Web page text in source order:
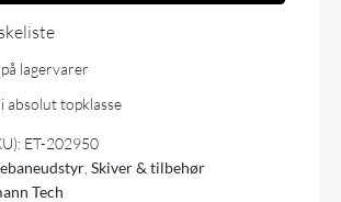
lagervarer
absolut topklasse
ET-202950
,Skiver & tilbehør
Tech